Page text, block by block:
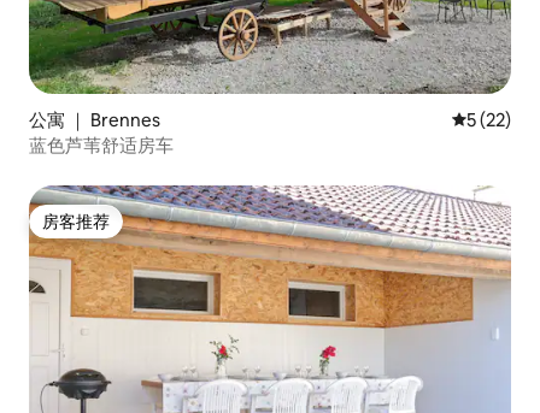
公寓 ｜ Brennes 平均评分
5 (22)
蓝色芦苇舒适房车
房客推荐
房客推荐